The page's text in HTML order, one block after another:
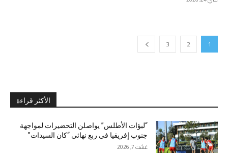
1
2
3
الأكثر قراءة
“لبؤات الأطلس” يواصلن التحضيرات لمواجهة
جنوب إفريقيا في ربع نهائي “كان السيدات”
غشت 7, 2026